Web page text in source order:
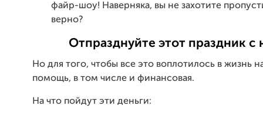
файр-шоу! Наверняка, вы не захотите
верно?
Отпразднуйте этот праздник с
Но для того, чтобы все это воплотилось в жизнь
помощь, в том числе и финансовая.
На что пойдут эти деньги: